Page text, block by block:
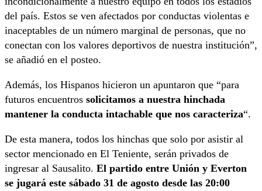
del país. Estos se ven afectados por conductas violentas e
inaceptables de un número marginal de personas, que no
conectan con los valores deportivos de nuestra institución”,
se añadió en el posteo.
Además, los Hispanos hicieron un apuntaron que “para
futuros encuentros solicitamos a nuestra hinchada
mantener la conducta intachable que nos caracteriza“.
De esta manera, todos los hinchas que solo por asistir al
sector mencionado en El Teniente, serán privados de
ingresar al Sausalito. El partido entre Unión y Everton
se jugará este sábado 31 de agosto desde las 20:00